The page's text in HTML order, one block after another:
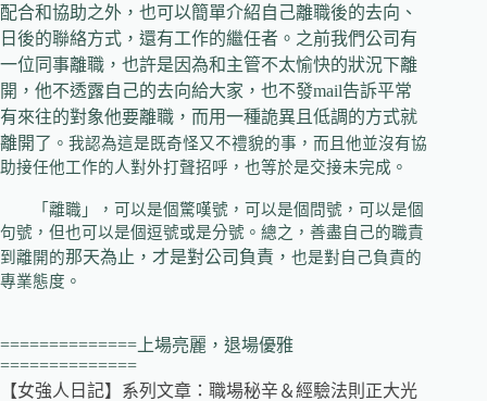
配合和協助之外，也可以簡單介紹自己離職後的去向、
日後的聯絡方式，還有工作的繼任者。之前我們公司有
一位同事離職，也許是因為和主管不太愉快的狀況下離
開，他不透露自己的去向給大家，也不發mail告訴平常
有來往的對象他要離職，而用一種詭異且低調的方式就
離開了 。我認為這是既奇怪又不禮貌的事，而且他並沒有協
助接任他工作的人對外打聲招呼，也等於是交接未完成。
「離職」，可以是個驚嘆號，可以是個問號，可以是個
句號，但也可以是個逗號或是分號。總之，善盡自己的職責
到離開的那天為止，才是對公司負責， 也是對自己負責的
專業態度。
============== 上場亮麗，退場優雅
==============
【女強人日記】系列文章：職場秘辛＆經驗法則正大光